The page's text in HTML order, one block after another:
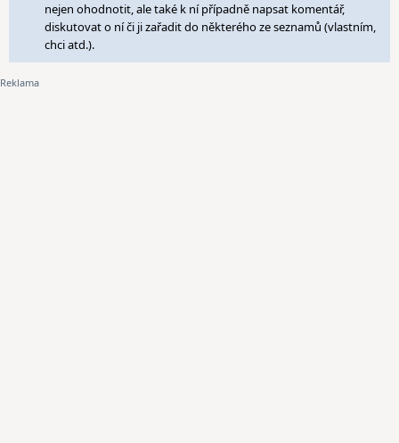
nejen ohodnotit, ale také k ní případně napsat komentář,
diskutovat o ní či ji zařadit do některého ze seznamů (vlastním,
chci atd.).